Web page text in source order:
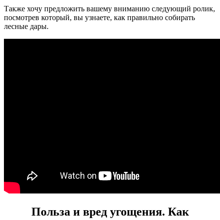
Также хочу предложить вашему вниманию следующий ролик,
посмотрев который, вы узнаете, как правильно собирать
лесные дары.
Польза и вред угощения. Как